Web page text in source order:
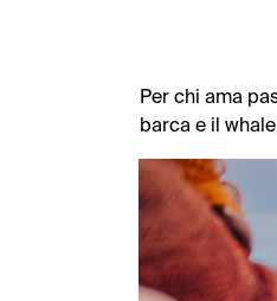
Per chi ama
barca e il